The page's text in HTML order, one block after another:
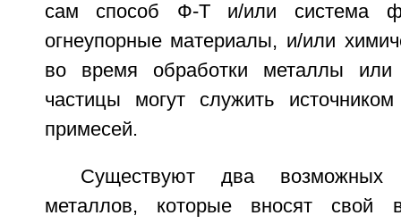
сам способ Ф-Т и/или система
огнеупорные материалы, и/или
во время обработки металлы или
частицы могут служить
примесей.
Существуют два возможных
металлов, которые вносят свой